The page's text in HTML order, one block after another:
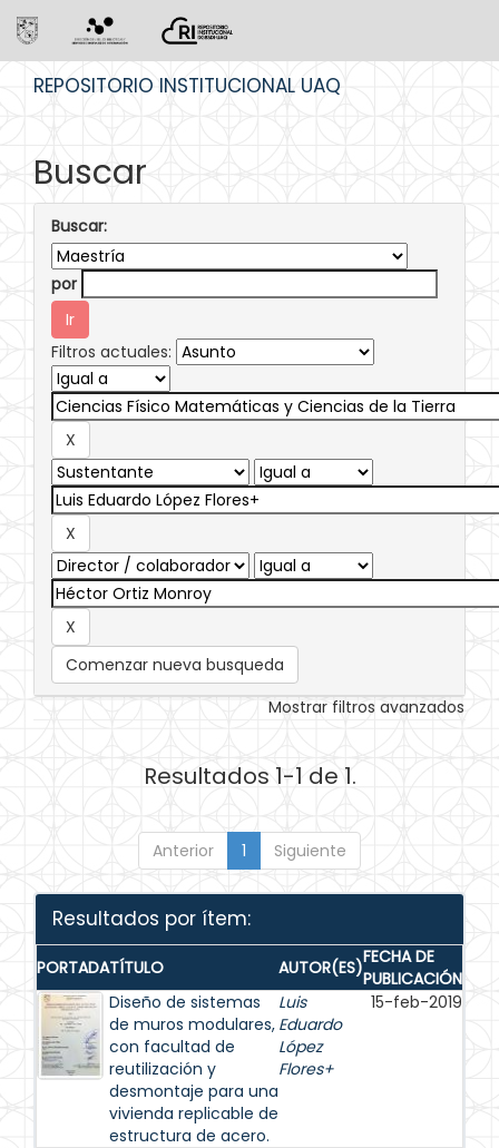
REPOSITORIO INSTITUCIONAL UAQ
Buscar
Buscar:
por
Filtros actuales:
Comenzar nueva busqueda
Mostrar filtros avanzados
Resultados 1-1 de 1.
Anterior 1 Siguiente
Resultados por ítem:
PORTADATÍTULO AUTOR(ES)FECHA DE
PUBLICACIÓN
Diseño de sistemas
de muros modulares,
con facultad de
reutilización y
desmontaje para una
vivienda replicable de
estructura de acero.
Luis
Eduardo
López
Flores+
15-feb-2019